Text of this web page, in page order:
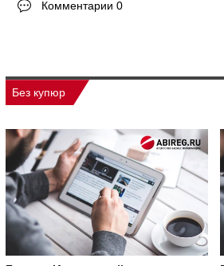
Комментарии 0
Без купюр